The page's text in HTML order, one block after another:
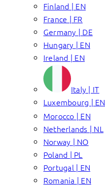
Finland | EN
France | FR
Germany | DE
Hungary | EN
Ireland | EN
Italy | IT
Luxembourg | EN
Morocco | EN
Netherlands | NL
Norway | NO
Poland | PL
Portugal | EN
Romania | EN